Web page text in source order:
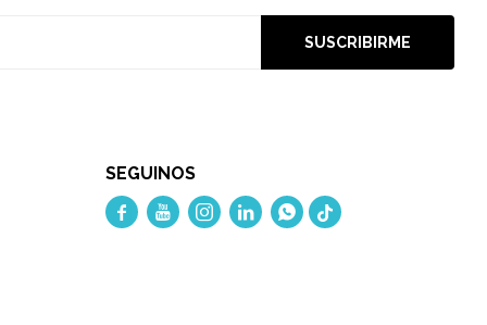
SUSCRIBIRME
SEGUINOS
    